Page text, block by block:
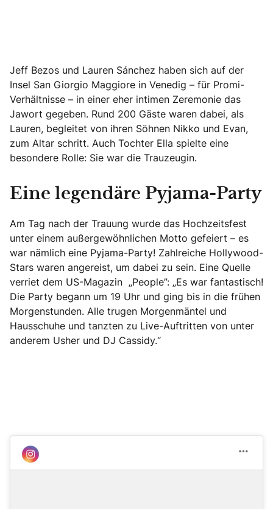
Jeff Bezos und Lauren Sánchez haben sich auf der
Insel San Giorgio Maggiore in Venedig – für Promi-
Verhältnisse – in einer eher intimen Zeremonie das
Jawort gegeben. Rund 200 Gäste waren dabei, als
Lauren, begleitet von ihren Söhnen Nikko und Evan,
zum Altar schritt. Auch Tochter Ella spielte eine
besondere Rolle: Sie war die Trauzeugin.
Eine legendäre Pyjama-Party
Am Tag nach der Trauung wurde das Hochzeitsfest
unter einem außergewöhnlichen Motto gefeiert – es
war nämlich eine Pyjama-Party! Zahlreiche Hollywood-
Stars waren angereist, um dabei zu sein. Eine Quelle
verriet dem US-Magazin „People”: „Es war fantastisch!
Die Party begann um 19 Uhr und ging bis in die frühen
Morgenstunden. Alle trugen Morgenmäntel und
Hausschuhe und tanzten zu Live-Auftritten von unter
anderem Usher und DJ Cassidy.“